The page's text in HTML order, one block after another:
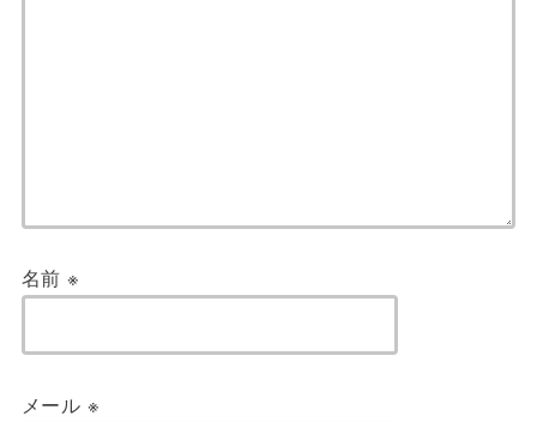
名前※
メール ※